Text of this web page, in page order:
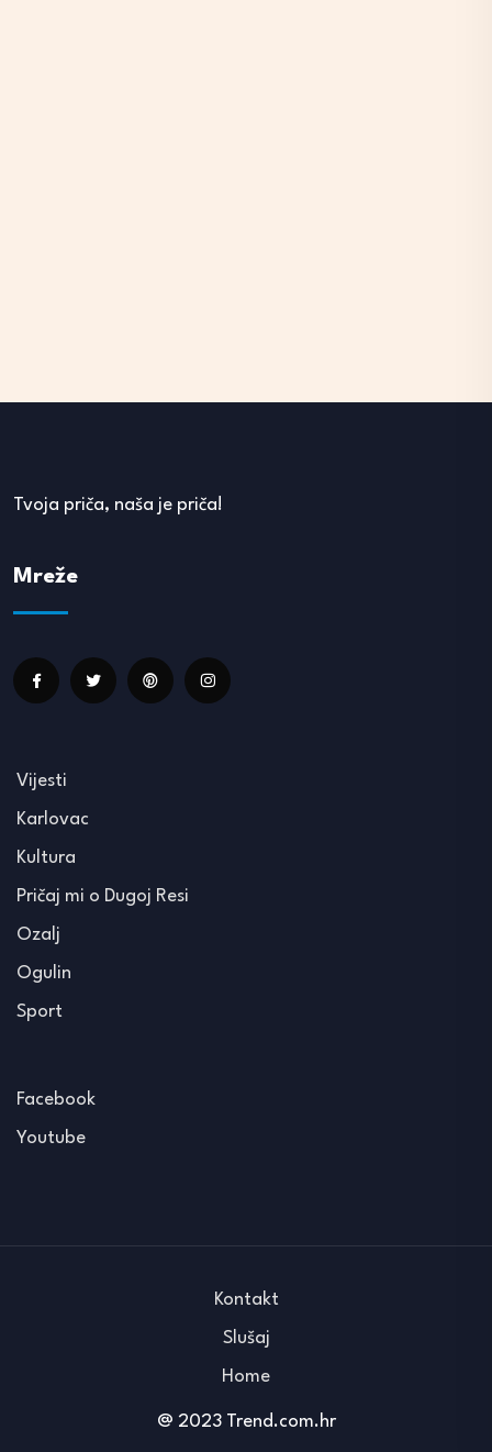
Tvoja priča, naša je priča!
Mreže
Vijesti
Karlovac
Kultura
Pričaj mi o Dugoj Resi
Ozalj
Ogulin
Sport
Facebook
Youtube
@ 2023 Trend.com.hr
Kontakt
Slušaj
Home